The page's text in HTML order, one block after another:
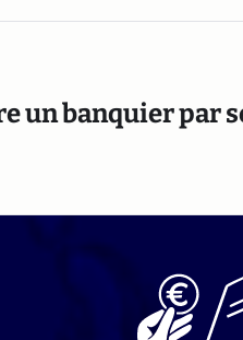
un banquier par